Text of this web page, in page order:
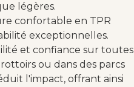
légères.
confortable en TPR
exceptionnelles.
et confiance sur toutes
ou dans des parcs
l'impact, offrant ainsi